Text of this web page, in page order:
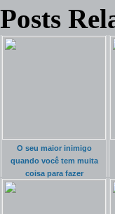
Posts
O seu maior inimigo
quando você tem muita
coisa para fazer